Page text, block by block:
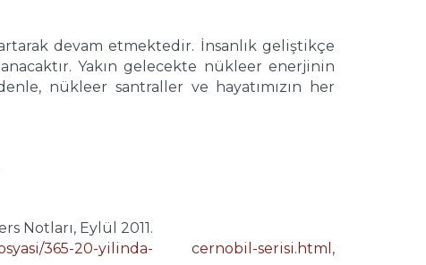
devam etmektedir. İnsanlık geliştikçe
Yakın gelecekte nükleer enerjinin
nükleer santraller ve hayatımızın her
Notları, Eylül 2011.
365-20-yilinda- cernobil-serisi.html ,